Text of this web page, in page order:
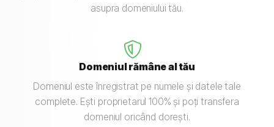
asupra domeniului tău.
Domeniul rămâne al tău
Domeniul este înregistrat pe numele și datele tale
complete. Ești proprietarul 100% și poți transfera
domeniul oricând dorești.